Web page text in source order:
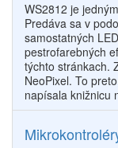
WS2812 je
Predáva sa v
samostatných
pestrofarebných
týchto stránkach.
NeoPixel. To
napísala knižnicu